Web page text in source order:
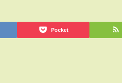
Pocket